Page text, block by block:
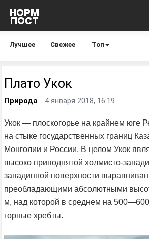
Лучшее Свежее Топ
Плато Укок
Природа 4 января 2018, 16:19
Укок — плоскогорье на крайнем юге
на стыке государственных границ
Монголии и России. В целом Укок
высоко приподнятой холмисто-
западинной поверхности
преобладающими абсолютными
м, над которой в среднем на
горные хребты.